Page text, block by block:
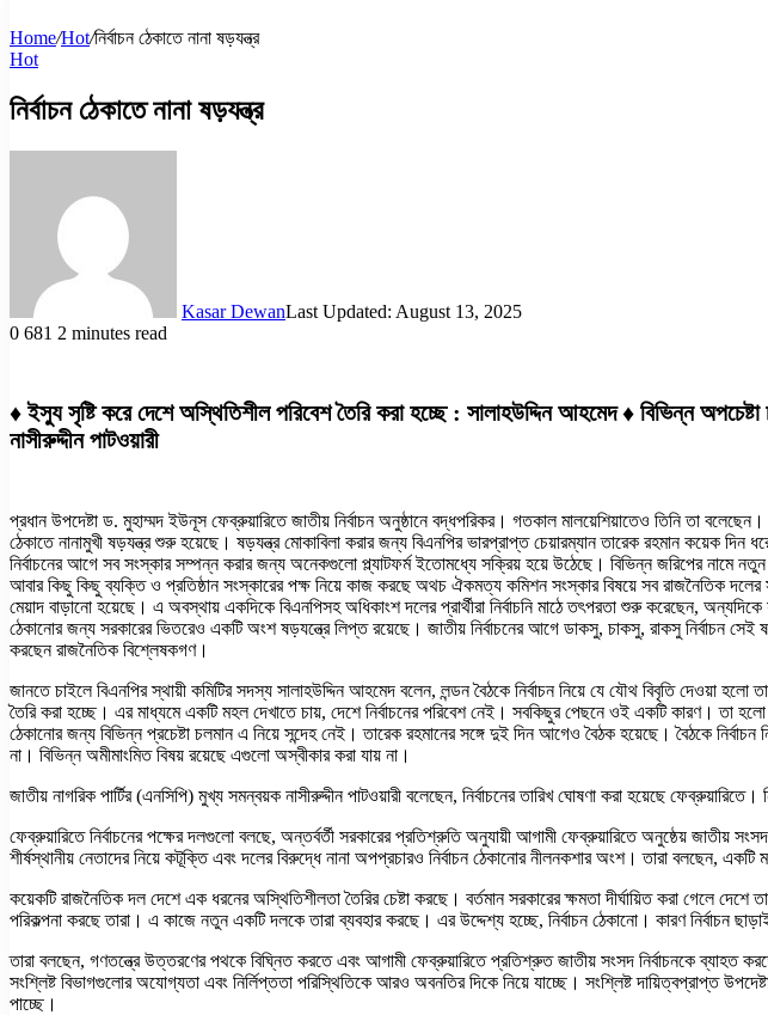
Home/Hot/নির্বাচন ঠেকাতে নানা ষড়যন্ত্র
Hot
নির্বাচন ঠেকাতে নানা ষড়যন্ত্র
Kasar DewanLast Updated: August 13, 2025
0 681 2 minutes read
♦ ইস্যু সৃষ্টি করে দেশে অস্থিতিশীল পরিবেশ তৈরি করা হচ্ছে : সালাহউদ্দিন আহমেদ ♦ বিভিন্ন
নাসীরুদ্দীন পাটওয়ারী
প্রধান উপদেষ্টা ড. মুহাম্মদ ইউনূস ফেব্রুয়ারিতে জাতীয় নির্বাচন অনুষ্ঠানে বদ্ধপরিকর। গতকাল মালয়েশিয়াতেও তিনি তা
ঠেকাতে নানামুখী ষড়যন্ত্র শুরু হয়েছে। ষড়যন্ত্র মোকাবিলা করার জন্য বিএনপির ভারপ্রাপ্ত চেয়ারম্যান তারেক রহমান কয়েক দিন
নির্বাচনের আগে সব সংস্কার সম্পন্ন করার জন্য অনেকগুলো প্ল্যাটফর্ম ইতোমধ্যে সক্রিয় হয়ে উঠেছে। বিভিন্ন জরিপের নামে
আবার কিছু কিছু ব্যক্তি ও প্রতিষ্ঠান সংস্কারের পক্ষ নিয়ে কাজ করছে অথচ ঐকমত্য কমিশন সংস্কার বিষয়ে সব রাজনৈতিক
মেয়াদ বাড়ানো হয়েছে। এ অবস্থায় একদিকে বিএনপিসহ অধিকাংশ দলের প্রার্থীরা নির্বাচনি মাঠে তৎপরতা শুরু করেছেন,
ঠেকানোর জন্য সরকারের ভিতরেও একটি অংশ ষড়যন্ত্রে লিপ্ত রয়েছে। জাতীয় নির্বাচনের আগে ডাকসু, চাকসু, রাকসু নির্বাচন সেই
করছেন রাজনৈতিক বিশ্লেষকগণ।
জানতে চাইলে বিএনপির স্থায়ী কমিটির সদস্য সালাহউদ্দিন আহমেদ বলেন, লন্ডন বৈঠকে নির্বাচন নিয়ে যে যৌথ বিবৃতি
তৈরি করা হচ্ছে। এর মাধ্যমে একটি মহল দেখাতে চায়, দেশে নির্বাচনের পরিবেশ নেই। সবকিছুর পেছনে ওই একটি কারণ। তা হলো
ঠেকানোর জন্য বিভিন্ন প্রচেষ্টা চলমান এ নিয়ে সন্দেহ নেই। তারেক রহমানের সঙ্গে দুই দিন আগেও বৈঠক হয়েছে। বৈঠকে
না। বিভিন্ন অমীমাংমিত বিষয় রয়েছে এগুলো অস্বীকার করা যায় না।
জাতীয় নাগরিক পার্টির (এনসিপি) মুখ্য সমন্বয়ক নাসীরুদ্দীন পাটওয়ারী বলেছেন, নির্বাচনের তারিখ ঘোষণা করা হয়েছে
ফেব্রুয়ারিতে নির্বাচনের পক্ষের দলগুলো বলছে, অন্তর্বর্তী সরকারের প্রতিশ্রুতি অনুযায়ী আগামী ফেব্রুয়ারিতে অনুষ্ঠেয় জাতীয়
শীর্ষস্থানীয় নেতাদের নিয়ে কটূক্তি এবং দলের বিরুদ্ধে নানা অপপ্রচারও নির্বাচন ঠেকানোর নীলনকশার অংশ। তারা বলছেন,
কয়েকটি রাজনৈতিক দল দেশে এক ধরনের অস্থিতিশীলতা তৈরির চেষ্টা করছে। বর্তমান সরকারের ক্ষমতা দীর্ঘায়িত করা গেলে
পরিকল্পনা করছে তারা। এ কাজে নতুন একটি দলকে তারা ব্যবহার করছে। এর উদ্দেশ্য হচ্ছে, নির্বাচন ঠেকানো। কারণ নির্বাচন
তারা বলছেন, গণতন্ত্রে উত্তরণের পথকে বিঘ্নিত করতে এবং আগামী ফেব্রুয়ারিতে প্রতিশ্রুত জাতীয় সংসদ নির্বাচনকে ব্যাহত
সংশ্লিষ্ট বিভাগগুলোর অযোগ্যতা এবং নির্লিপ্ততা পরিস্থিতিকে আরও অবনতির দিকে নিয়ে যাচ্ছে। সংশ্লিষ্ট দায়িত্বপ্রাপ্ত
পাচ্ছে।